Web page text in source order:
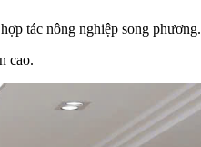
tác nông nghiệp song phương.
cao.